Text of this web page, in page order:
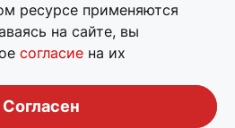
ресурсе применяются
на сайте, вы
согласие на их
Согласен